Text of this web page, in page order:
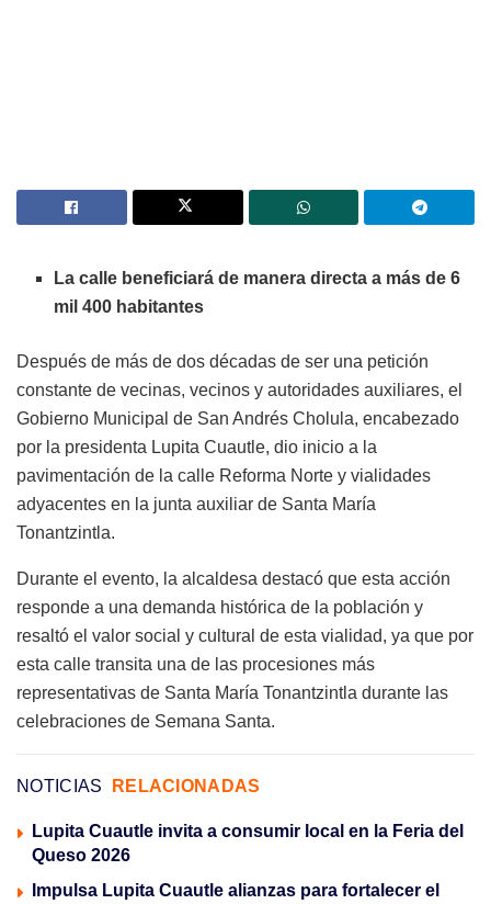
La calle beneficiará de manera directa a más de 6
mil 400 habitantes
Después de más de dos décadas de ser una petición
constante de vecinas, vecinos y autoridades auxiliares, el
Gobierno Municipal de San Andrés Cholula, encabezado
por la presidenta Lupita Cuautle, dio inicio a la
pavimentación de la calle Reforma Norte y vialidades
adyacentes en la junta auxiliar de Santa María
Tonantzintla.
Durante el evento, la alcaldesa destacó que esta acción
responde a una demanda histórica de la población y
resaltó el valor social y cultural de esta vialidad, ya que por
esta calle transita una de las procesiones más
representativas de Santa María Tonantzintla durante las
celebraciones de Semana Santa.
NOTICIAS RELACIONADAS
Lupita Cuautle invita a consumir local en la Feria del
Queso 2026
Impulsa Lupita Cuautle alianzas para fortalecer el